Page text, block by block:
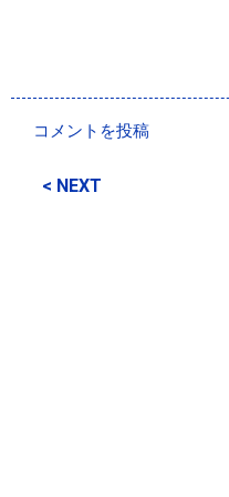
メ
コメントを投稿
< NEXT